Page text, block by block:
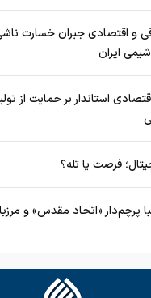
و اقتصادی جبران خسارت
ایران
استاندار بر حمایت از
فرصت یا تله؟
پرچم‌دار «اتحاد مقدس» و